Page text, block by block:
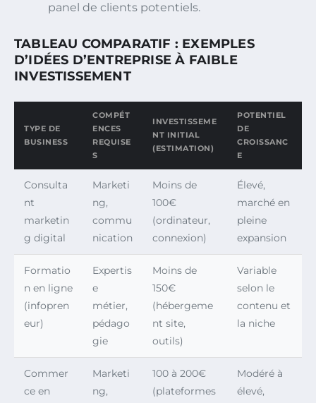
panel de clients potentiels.
TABLEAU COMPARATIF : EXEMPLES
D’IDÉES D’ENTREPRISE À FAIBLE
INVESTISSEMENT
TYPE DE
BUSINESS
COMPÉT
ENCES
REQUISE
S
INVESTISSEME
NT INITIAL
(ESTIMATION)
POTENTIEL
DE
CROISSANC
E
Consulta
nt
marketin
g digital
Marketi
ng,
commu
nication
Moins de
100€
(ordinateur,
connexion)
Élevé,
marché en
pleine
expansion
Formatio
n en ligne
(infopren
eur)
Expertis
e
métier,
pédago
gie
Moins de
150€
(hébergeme
nt site,
outils)
Variable
selon le
contenu et
la niche
Commer
ce en
Marketi
ng,
100 à 200€
(plateformes
Modéré à
élevé,